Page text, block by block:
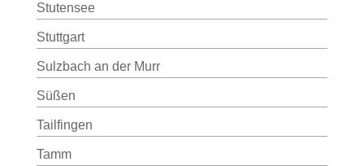
Stutensee
Stuttgart
Sulzbach an der Murr
Süßen
Tailfingen
Tamm